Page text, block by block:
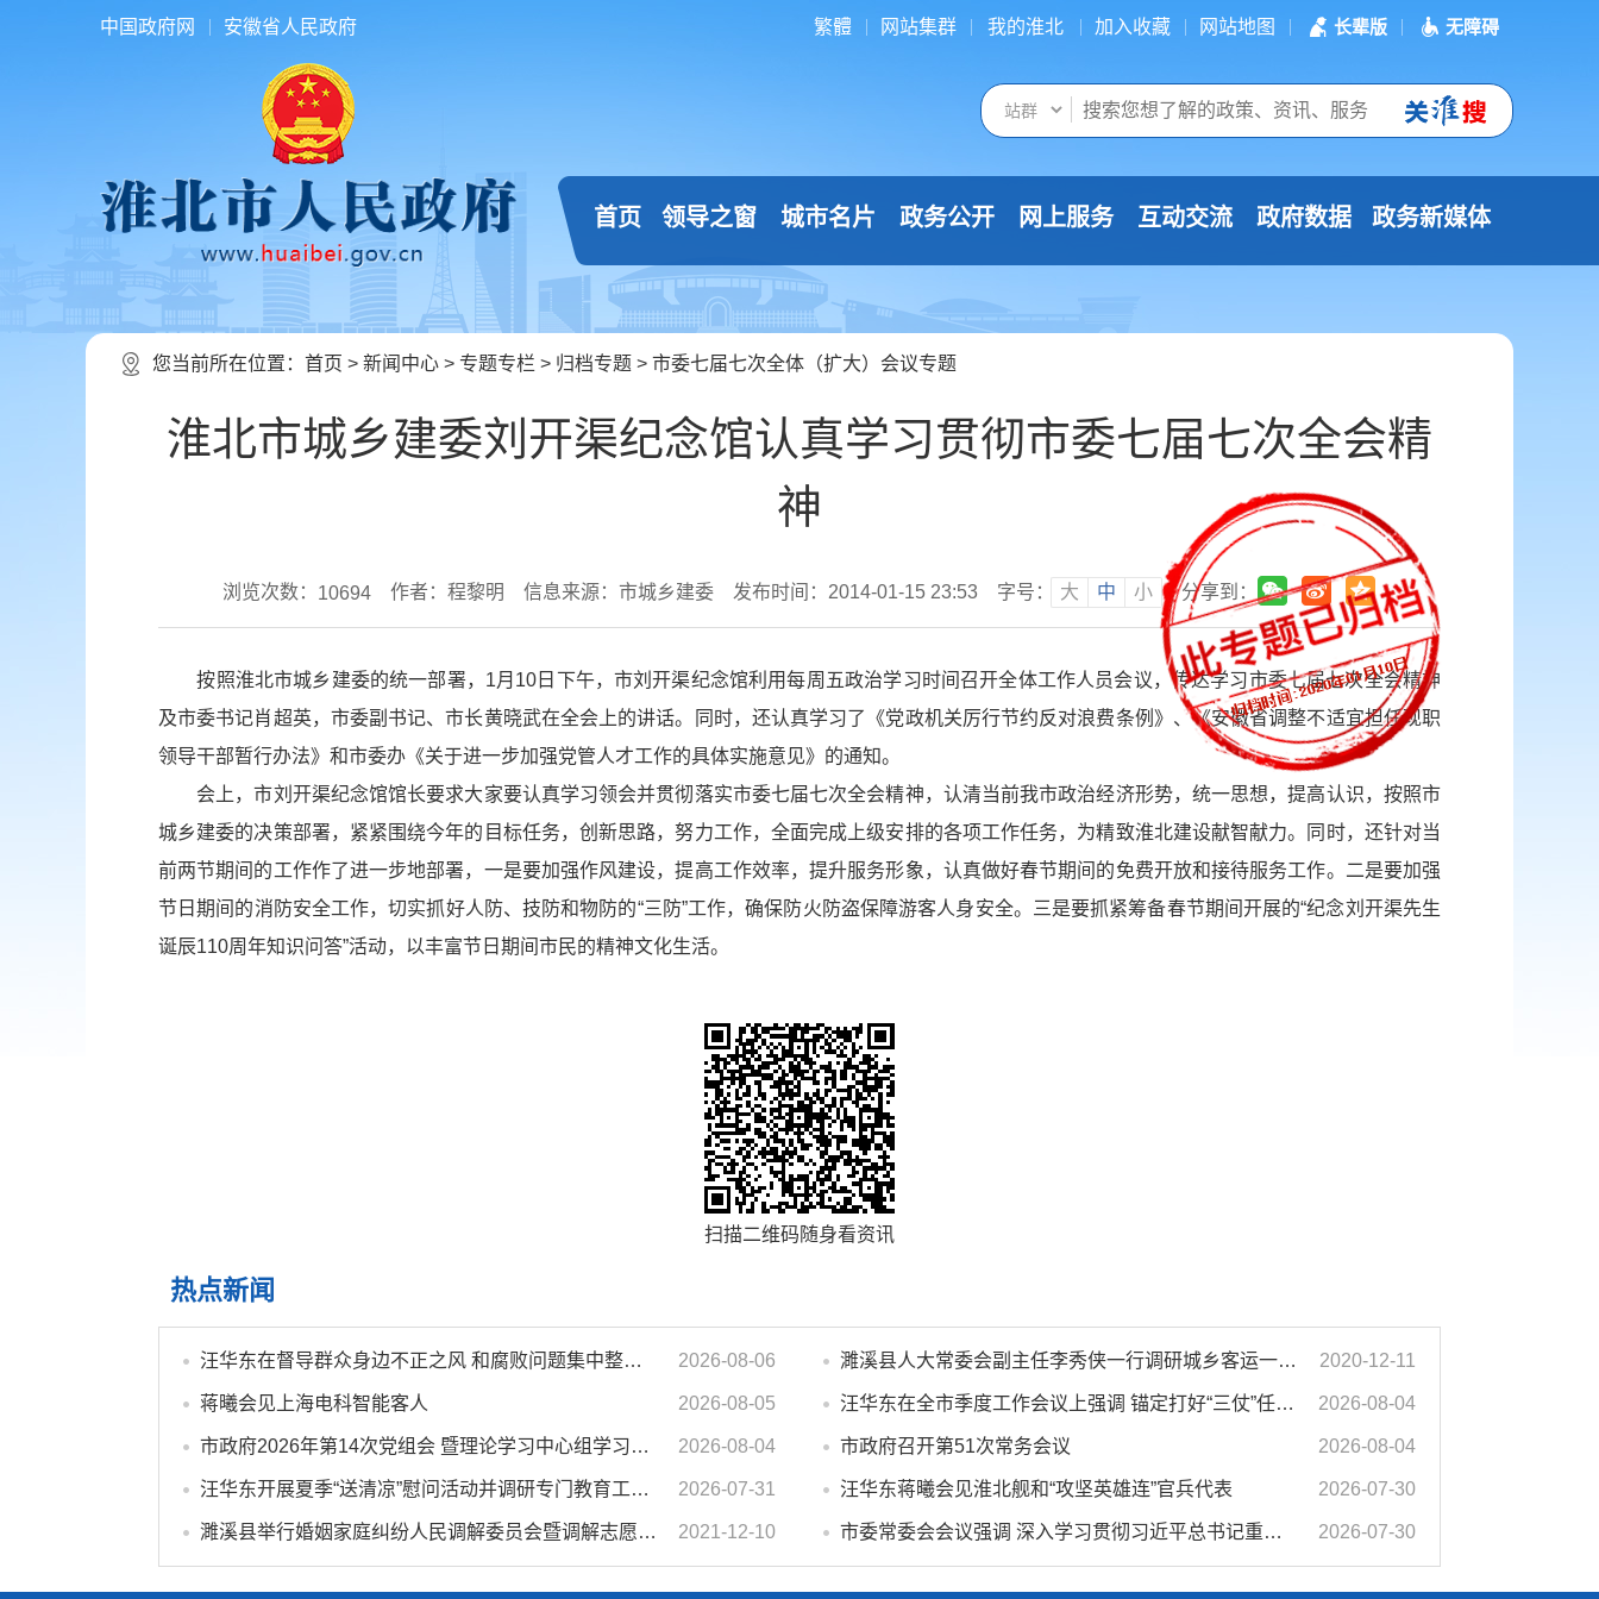
中国政府网 安徽省人民政府 繁體 网站集群 我的淮北 加入收藏 网站地图 长辈版 无障碍
首页 领导之窗 城市名片 政务公开 网上服务 互动交流 政府数据 政务新媒体
您当前所在位置： 首页 > 新闻中心 > 专题专栏 > 归档专题 > 市委七届七次全体（扩大）会议专题
淮北市城乡建委刘开渠纪念馆认真学习贯彻市委七届七次全会精
神
浏览次数： 10694 作者：程黎明 信息来源：市城乡建委 发布时间：2014-01-15 23:53 字号： 大 中 小 分享到：
按照淮北市城乡建委的统一部署，1月10日下午，市刘开渠纪念馆利用每周五政治学习时间召开全体工作人员会议，传达学习市委七届七次全会精神
及市委书记肖超英，市委副书记、市长黄晓武在全会上的讲话。同时，还认真学习了《党政机关厉行节约反对浪费条例》、《安徽省调整不适宜担任现职
领导干部暂行办法》和市委办《关于进一步加强党管人才工作的具体实施意见》的通知。
会上，市刘开渠纪念馆馆长要求大家要认真学习领会并贯彻落实市委七届七次全会精神，认清当前我市政治经济形势，统一思想，提高认识，按照市
城乡建委的决策部署，紧紧围绕今年的目标任务，创新思路，努力工作，全面完成上级安排的各项工作任务，为精致淮北建设献智献力。同时，还针对当
前两节期间的工作作了进一步地部署，一是要加强作风建设，提高工作效率，提升服务形象，认真做好春节期间的免费开放和接待服务工作。二是要加强
节日期间的消防安全工作，切实抓好人防、技防和物防的“三防”工作，确保防火防盗保障游客人身安全。三是要抓紧筹备春节期间开展的“纪念刘开渠先生
诞辰110周年知识问答”活动，以丰富节日期间市民的精神文化生活。
扫描二维码随身看资讯
热点新闻
汪华东在督导群众身边不正之风 和腐败问题集中整治工作时强调 以更高标准更实举措纵深推进集中整治 不断增强人民群众获得感幸福感安全感 2026-08-06 濉溪县人大常委会副主任李秀侠一行调研城乡客运一体化和治超工作 2020-12-11
蒋曦会见上海电科智能客人 2026-08-05 汪华东在全市季度工作会议上强调 锚定打好“三仗”任务和年度预期目标不动摇 在全市上下掀起比学赶超争先进位的攻坚热潮 2026-08-04
市政府2026年第14次党组会 暨理论学习中心组学习会议召开 蒋曦主持会议并讲话 2026-08-04 市政府召开第51次常务会议 2026-08-04
汪华东开展夏季“送清凉”慰问活动并调研专门教育工作 落实落细防暑降温措施 用心用情关爱一线职工 2026-07-31 汪华东蒋曦会见淮北舰和“攻坚英雄连”官兵代表 2026-07-30
濉溪县举行婚姻家庭纠纷人民调解委员会暨调解志愿者服务团成立仪式 2021-12-10 市委常委会会议强调 深入学习贯彻习近平总书记重要讲话指示精神 高质量推进城市更新 不断提升本质安全水平 汪华东主持会议 2026-07-30